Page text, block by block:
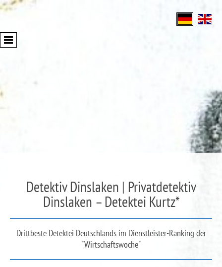
Detektiv Dinslaken | Privatdetektiv
Dinslaken – Detektei Kurtz*
Drittbeste Detektei Deutschlands im Dienstleister-Ranking der
"Wirtschaftswoche"